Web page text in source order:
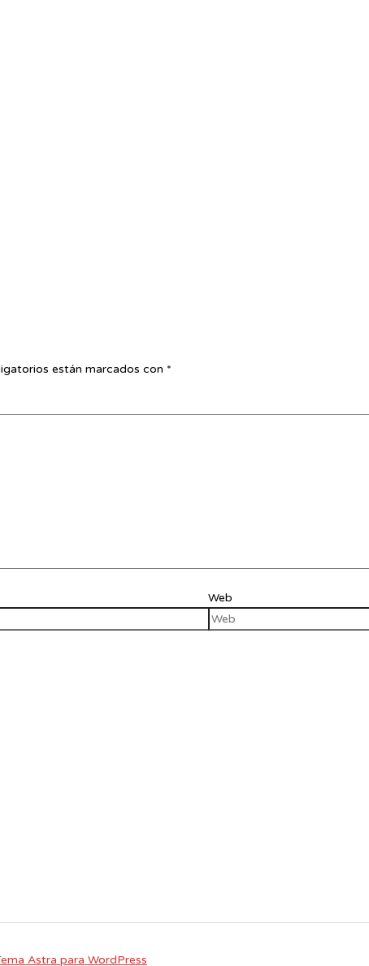
están marcados con *
Web
Astra para WordPress